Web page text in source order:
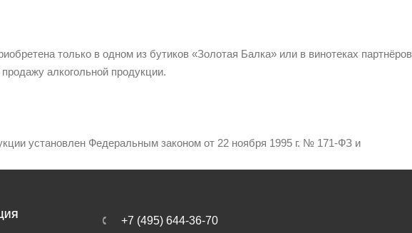
только в одном из бутиков «Золотая Балка» или в винотеках партнёров
алкогольной продукции.
установлен Федеральным законом от 22 ноября 1995 г. № 171-ФЗ и
+7 (495) 644-36-70